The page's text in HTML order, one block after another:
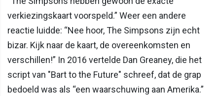
verkiezingskaart voorspeld.” Weer een andere
reactie luidde: “Nee hoor, The Simpsons zijn echt
bizar. Kijk naar de kaart, de overeenkomsten en
verschillen!” In 2016 vertelde Dan Greaney, die het
script van "Bart to the Future" schreef, dat de grap
bedoeld was als “een waarschuwing aan Amerika.”